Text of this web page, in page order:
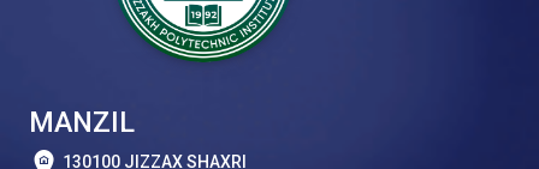
MANZIL
130100 JIZZAX SHAXRI